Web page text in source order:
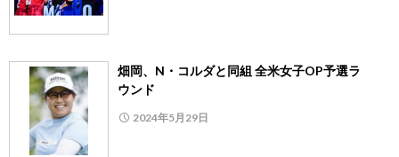
畑岡、N・コルダと同組 全米女子OP予選ラ
ウンド
2024年5月29日